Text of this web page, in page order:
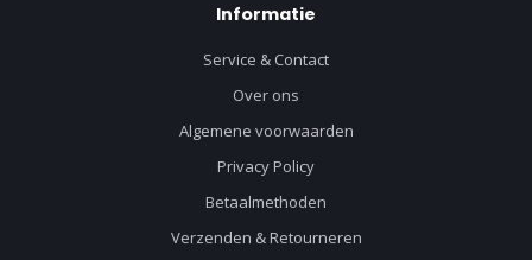
Informatie
Service & Contact
Over ons
Algemene voorwaarden
Privacy Policy
Betaalmethoden
Verzenden & Retourneren